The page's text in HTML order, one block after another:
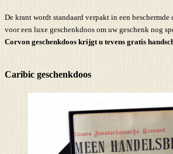
De krant wordt standaard verpakt in een
voor een luxe geschenkdoos om uw geschenk nog
Corvon geschenkdoos krijgt u tevens gratis
Caribic geschenkdoos